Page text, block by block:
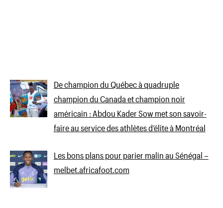
De champion du Québec à quadruple
champion du Canada et champion noir
américain : Abdou Kader Sow met son savoir-
faire au service des athlètes d’élite à Montréal
Les bons plans pour parier malin au Sénégal –
melbet.africafoot.com